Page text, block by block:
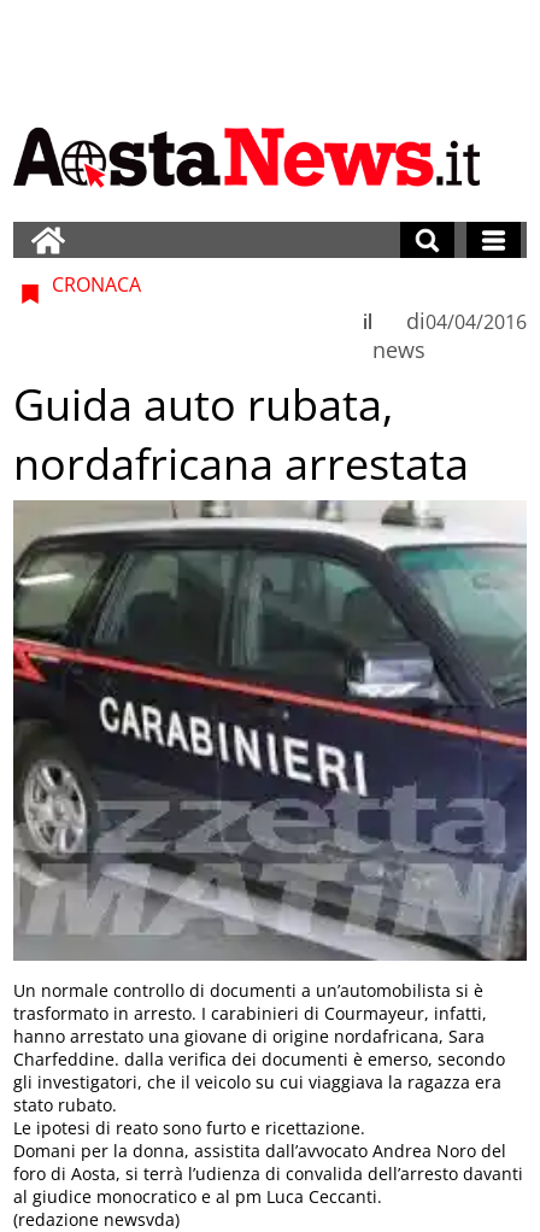
CRONACA
di
news
il 04/04/2016
Guida auto rubata,
nordafricana arrestata
Un normale controllo di documenti a un’automobilista si è
trasformato in arresto. I carabinieri di Courmayeur, infatti,
hanno arrestato una giovane di origine nordafricana, Sara
Charfeddine. dalla verifica dei documenti è emerso, secondo
gli investigatori, che il veicolo su cui viaggiava la ragazza era
stato rubato.
Le ipotesi di reato sono furto e ricettazione.
Domani per la donna, assistita dall’avvocato Andrea Noro del
foro di Aosta, si terrà l’udienza di convalida dell’arresto davanti
al giudice monocratico e al pm Luca Ceccanti.
(redazione newsvda)